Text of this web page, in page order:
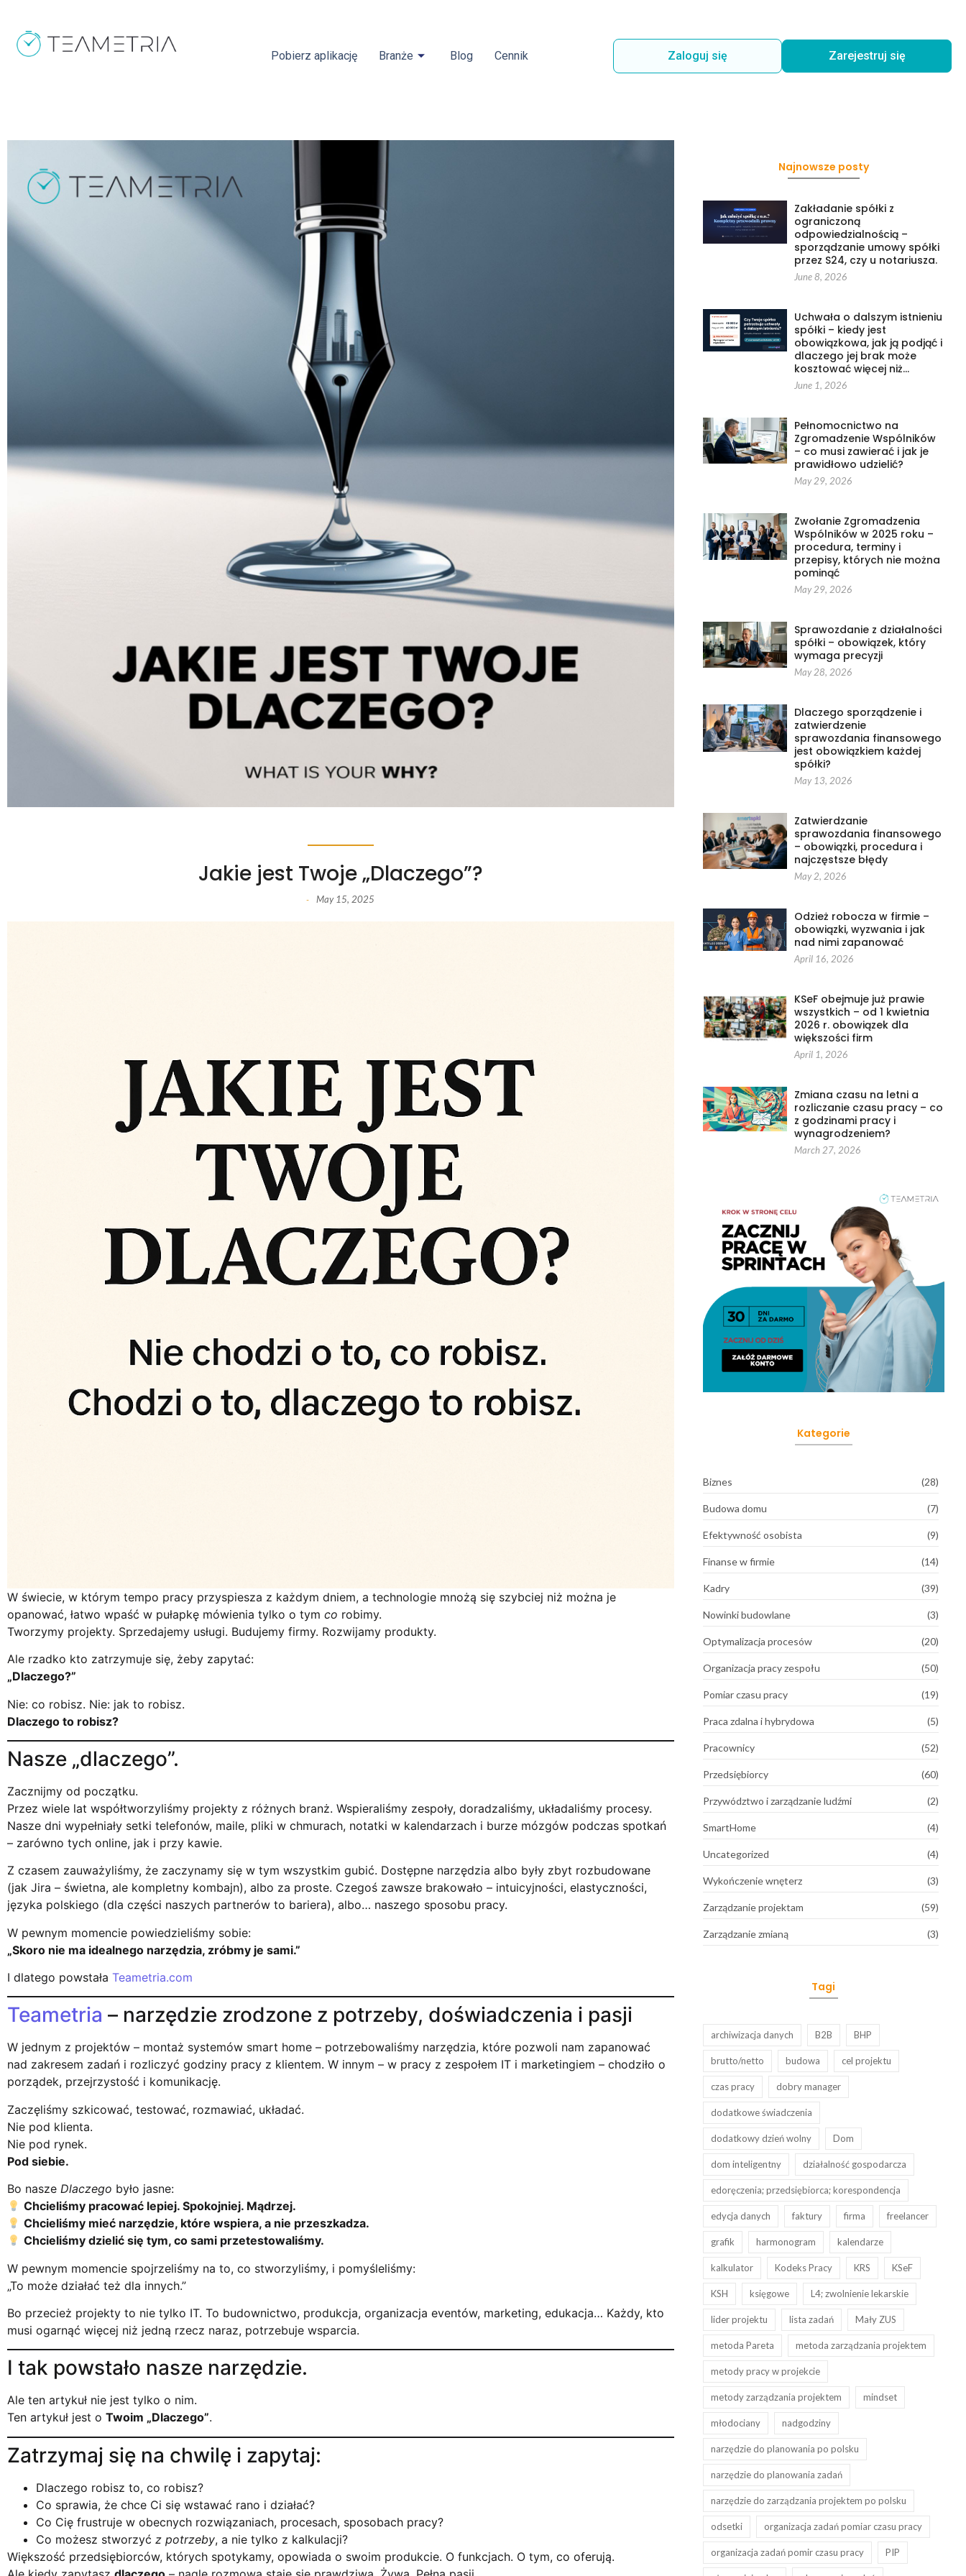
Pobierz aplikację Branże Blog Cennik Zaloguj się Zarejestruj się
Jakie jest Twoje „Dlaczego”?
- May 15, 2025
W świecie, w którym tempo pracy przyspiesza z każdym dniem, a technologie mnożą się szybciej niż można je
opanować, łatwo wpaść w pułapkę mówienia tylko o tym co robimy.
Tworzymy projekty. Sprzedajemy usługi. Budujemy firmy. Rozwijamy produkty.
Ale rzadko kto zatrzymuje się, żeby zapytać:
„Dlaczego?”
Nie: co robisz. Nie: jak to robisz.
Dlaczego to robisz?
Nasze „dlaczego”.
Zacznijmy od początku.
Przez wiele lat współtworzyliśmy projekty z różnych branż. Wspieraliśmy zespoły, doradzaliśmy, układaliśmy procesy.
Nasze dni wypełniały setki telefonów, maile, pliki w chmurach, notatki w kalendarzach i burze mózgów podczas spotkań
– zarówno tych online, jak i przy kawie.
Z czasem zauważyliśmy, że zaczynamy się w tym wszystkim gubić. Dostępne narzędzia albo były zbyt rozbudowane
(jak Jira – świetna, ale kompletny kombajn), albo za proste. Czegoś zawsze brakowało – intuicyjności, elastyczności,
języka polskiego (dla części naszych partnerów to bariera), albo… naszego sposobu pracy.
W pewnym momencie powiedzieliśmy sobie:
„Skoro nie ma idealnego narzędzia, zróbmy je sami.”
I dlatego powstała Teametria.com
Teametria – narzędzie zrodzone z potrzeby, doświadczenia i pasji
W jednym z projektów – montaż systemów smart home – potrzebowaliśmy narzędzia, które pozwoli nam zapanować
nad zakresem zadań i rozliczyć godziny pracy z klientem. W innym – w pracy z zespołem IT i marketingiem – chodziło o
porządek, przejrzystość i komunikację.
Zaczęliśmy szkicować, testować, rozmawiać, układać.
Nie pod klienta.
Nie pod rynek.
Pod siebie.
Bo nasze Dlaczego było jasne:
Chcieliśmy pracować lepiej. Spokojniej. Mądrzej.
Chcieliśmy mieć narzędzie, które wspiera, a nie przeszkadza.
Chcieliśmy dzielić się tym, co sami przetestowaliśmy.
W pewnym momencie spojrzeliśmy na to, co stworzyliśmy, i pomyśleliśmy:
„To może działać też dla innych.”
Bo przecież projekty to nie tylko IT. To budownictwo, produkcja, organizacja eventów, marketing, edukacja… Każdy, kto
musi ogarnąć więcej niż jedną rzecz naraz, potrzebuje wsparcia.
I tak powstało nasze narzędzie.
Ale ten artykuł nie jest tylko o nim.
Ten artykuł jest o Twoim „Dlaczego”.
Zatrzymaj się na chwilę i zapytaj:
Dlaczego robisz to, co robisz?
Co sprawia, że chce Ci się wstawać rano i działać?
Co Cię frustruje w obecnych rozwiązaniach, procesach, sposobach pracy?
Co możesz stworzyć z potrzeby, a nie tylko z kalkulacji?
Większość przedsiębiorców, których spotykamy, opowiada o swoim produkcie. O funkcjach. O tym, co oferują.
Najnowsze posty
Zakładanie spółki z
ograniczoną
odpowiedzialnością –
sporządzanie umowy spółki
przez S24, czy u notariusza.
June 8, 2026
Uchwała o dalszym istnieniu
spółki – kiedy jest
obowiązkowa, jak ją podjąć i
dlaczego jej brak może
kosztować więcej niż…
June 1, 2026
Pełnomocnictwo na
Zgromadzenie Wspólników
– co musi zawierać i jak je
prawidłowo udzielić?
May 29, 2026
Zwołanie Zgromadzenia
Wspólników w 2025 roku –
procedura, terminy i
przepisy, których nie można
pominąć
May 29, 2026
Sprawozdanie z działalności
spółki – obowiązek, który
wymaga precyzji
May 28, 2026
Dlaczego sporządzenie i
zatwierdzenie
sprawozdania finansowego
jest obowiązkiem każdej
spółki?
May 13, 2026
Zatwierdzanie
sprawozdania finansowego
– obowiązki, procedura i
najczęstsze błędy
May 2, 2026
Odzież robocza w firmie –
obowiązki, wyzwania i jak
nad nimi zapanować
April 16, 2026
KSeF obejmuje już prawie
wszystkich – od 1 kwietnia
2026 r. obowiązek dla
większości firm
April 1, 2026
Zmiana czasu na letni a
rozliczanie czasu pracy – co
z godzinami pracy i
wynagrodzeniem?
March 27, 2026
Kategorie
Biznes (28)
Budowa domu (7)
Efektywność osobista (9)
Finanse w firmie (14)
Kadry (39)
Nowinki budowlane (3)
Optymalizacja procesów (20)
Organizacja pracy zespołu (50)
Pomiar czasu pracy (19)
Praca zdalna i hybrydowa (5)
Pracownicy (52)
Przedsiębiorcy (60)
Przywództwo i zarządzanie ludźmi (2)
SmartHome (4)
Uncategorized (4)
Wykończenie wnęterz (3)
Zarządzanie projektam (59)
Zarządzanie zmianą (3)
Tagi
archiwizacja danych B2B BHP
brutto/netto budowa cel projektu
czas pracy dobry manager
dodatkowe świadczenia
dodatkowy dzień wolny Dom
dom inteligentny działalność gospodarcza
edoręczenia; przedsiębiorca; korespondencja
edycja danych faktury firma freelancer
grafik harmonogram kalendarze
kalkulator Kodeks Pracy KRS KSeF
KSH księgowe L4; zwolnienie lekarskie
lider projektu lista zadań Mały ZUS
metoda Pareta metoda zarządzania projektem
metody pracy w projekcie
metody zarządzania projektem mindset
młodociany nadgodziny
narzędzie do planowania po polsku
narzędzie do planowania zadań
narzędzie do zarządzania projektem po polsku
odsetki organizacja zadań pomiar czasu pracy
organizacja zadań pomir czasu pracy PIP